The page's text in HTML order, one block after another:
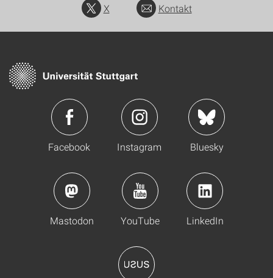
X Kontakt
Facebook Instagram Bluesky
Mastodon YouTube LinkedIn